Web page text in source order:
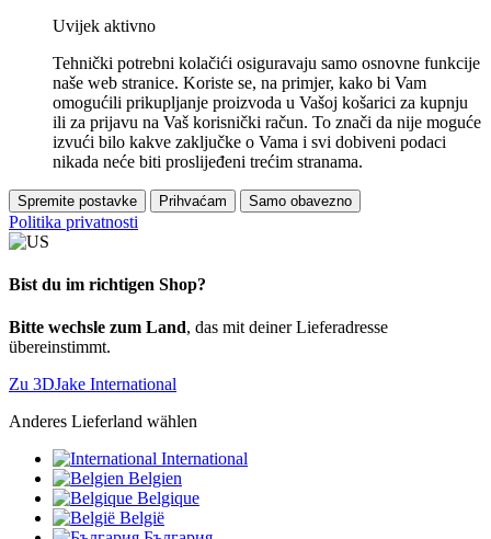
Uvijek aktivno
Tehnički potrebni kolačići osiguravaju samo osnovne funkcije
naše web stranice. Koriste se, na primjer, kako bi Vam
omogućili prikupljanje proizvoda u Vašoj košarici za kupnju
ili za prijavu na Vaš korisnički račun. To znači da nije moguće
izvući bilo kakve zaključke o Vama i svi dobiveni podaci
nikada neće biti proslijeđeni trećim stranama.
Spremite postavke Prihvaćam Samo obavezno
Politika privatnosti
Bist du im richtigen Shop?
Bitte wechsle zum Land, das mit deiner Lieferadresse
übereinstimmt.
Zu 3DJake International
Anderes Lieferland wählen
International
Belgien
Belgique
België